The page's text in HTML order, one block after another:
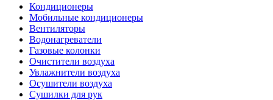
Кондиционеры
Мобильные кондиционеры
Вентиляторы
Водонагреватели
Газовые колонки
Очистители воздуха
Увлажнители воздуха
Осушители воздуха
Сушилки для рук